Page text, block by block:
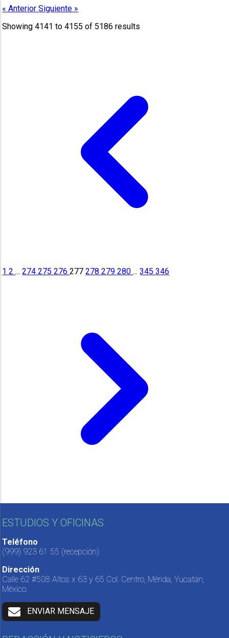
« AnteriorSiguiente »
Showing4141 to4155 of 5186 results
12... 274275276277 278279280... 345346
ESTUDIOS Y OFICINAS
Teléfono
(999) 923 61 55 (recepción)
Dirección
Calle 62 #508 Altos x 63 y 65 Col. Centro, Mérida, Yucatán,
México.
ENVIAR MENSAJE